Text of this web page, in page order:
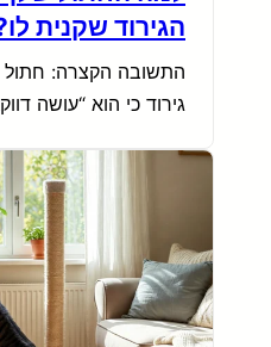
הגירוד שקנית
התשובה הקצרה:
גירוד כי הוא “עושה